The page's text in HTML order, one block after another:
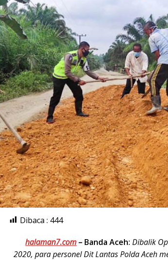
Dibaca : 444
halaman7.com– Banda Aceh: Dibalik
2020, para personel Dit Lantas Polda Aceh